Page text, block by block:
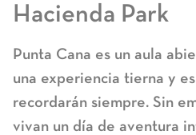
Hacienda Park
Punta Cana es un aula
una experiencia tierna y
recordarán siempre. Sin
vivan un día de aventura